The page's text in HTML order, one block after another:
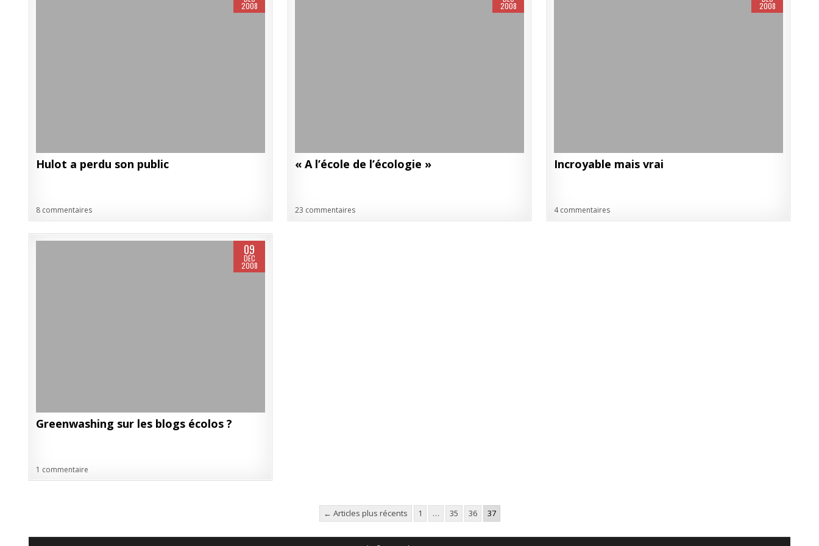
2008
Hulot a perdu son public
8 commentaires
2008
« A l’école de l’écologie »
23 commentaires
2008
Incroyable mais vrai
4 commentaires
09
DÉC
2008
Greenwashing sur les blogs écolos ?
1 commentaire
← Articles plus récents 1 … 35 36 37